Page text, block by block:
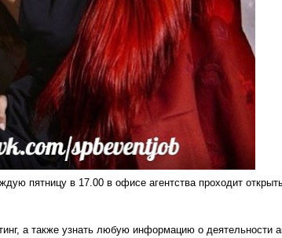
пятницу в 17.00 в офисе агентства проходит
а также узнать любую информацию о деятельности